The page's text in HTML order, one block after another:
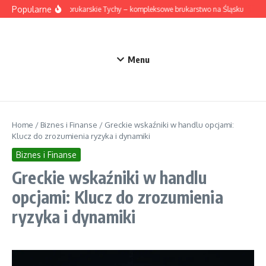
Przejdź do treści
PopularneRoboty brukarskie Tychy – kompleksowe brukarstwo na Śląsku
Menu
Home / Biznes i Finanse / Greckie wskaźniki w handlu opcjami:
Klucz do zrozumienia ryzyka i dynamiki
Biznes i Finanse
Greckie wskaźniki w handlu
opcjami: Klucz do zrozumienia
ryzyka i dynamiki